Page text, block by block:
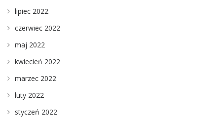
lipiec 2022
czerwiec 2022
maj 2022
kwiecień 2022
marzec 2022
luty 2022
styczeń 2022